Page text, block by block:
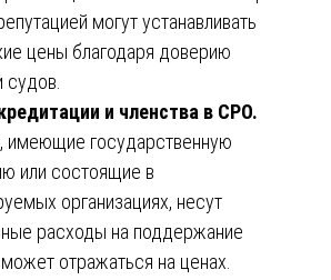
могут устанавливать
цены благодаря доверию
судов.
и членства в СРО.
имеющие государственную
или состоящие в
организациях, несут
расходы на поддержание
может отражаться на ценах.